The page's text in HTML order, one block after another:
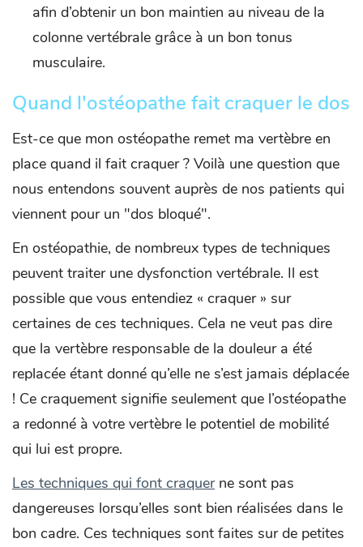
afin d’obtenir un bon maintien au niveau de la
colonne vertébrale grâce à un bon tonus
musculaire.
Quand l'ostéopathe fait craquer le dos
Est-ce que mon ostéopathe remet ma vertèbre en
place quand il fait craquer ? Voilà une question que
nous entendons souvent auprès de nos patients qui
viennent pour un "dos bloqué".
En ostéopathie, de nombreux types de techniques
peuvent traiter une dysfonction vertébrale. Il est
possible que vous entendiez « craquer » sur
certaines de ces techniques. Cela ne veut pas dire
que la vertèbre responsable de la douleur a été
replacée étant donné qu’elle ne s’est jamais déplacée
! Ce craquement signifie seulement que l’ostéopathe
a redonné à votre vertèbre le potentiel de mobilité
qui lui est propre.
Les techniques qui font craquerne sont pas
dangereuses lorsqu’elles sont bien réalisées dans le
bon cadre. Ces techniques sont faites sur de petites